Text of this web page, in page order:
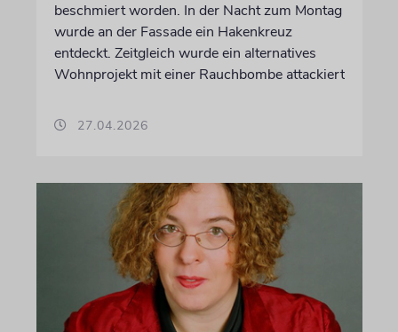
beschmiert worden. In der Nacht zum Montag
wurde an der Fassade ein Hakenkreuz
entdeckt. Zeitgleich wurde ein alternatives
Wohnprojekt mit einer Rauchbombe attackiert
27.04.2026